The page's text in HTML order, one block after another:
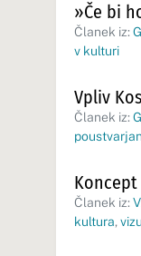
»Če bi
Članek iz:
v kulturi
Vpliv
Članek iz:
Članek iz:
kultura,